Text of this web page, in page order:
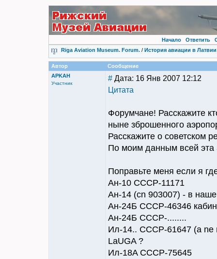
Начало Ответить
Riga Aviation Museum. Forum. / История авиации в Латвии
Автор
Сообщение
APKAH
Участник
# Дата: 16 Янв 2007 12:12
Цитата
Форумчане! Расскажите
ныне зброшенного
Расскажите о советском
По моим данным всей эта
Поправьте меня если я
Ан-10 СССР-11171
Ан-14 (cn 903007) - в
Ан-24Б СССР-46346
Ан-24Б CCCP-........
Ил-14.. СССР-61647 (a ne
LaUGA ?
Ил-18A СССР-75645